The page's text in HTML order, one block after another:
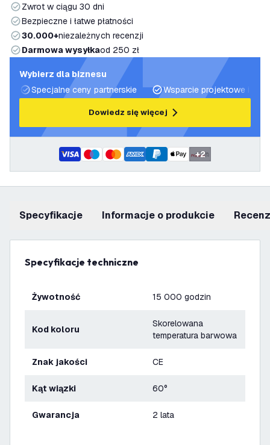
Zwrot w ciągu 30 dni
Bezpieczne i łatwe płatności
30.000+niezależnych recenzji
Darmowa wysyłkaod 250 zł
Wybierz dla biznesu
Specjalne ceny partnerskie
Wsparcie projektowe i
Dowiedz się więcej
+2
Specyfikacje informacje o produkcie
Specyfikacje techniczne
Żywotność 15 000 godzin
Kod koloru
Skorelowana
temperatura barwowa
Znak jakości CE
Kąt wiązki 60°
Gwarancja 2 lata